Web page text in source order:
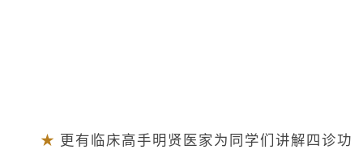
★ 更有临床高手明贤医家为同学们讲解四诊功